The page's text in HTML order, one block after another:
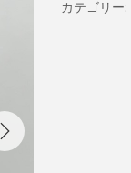
カテゴリー: